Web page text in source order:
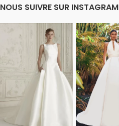
NOUS SUIVRE SUR INSTAGRAM